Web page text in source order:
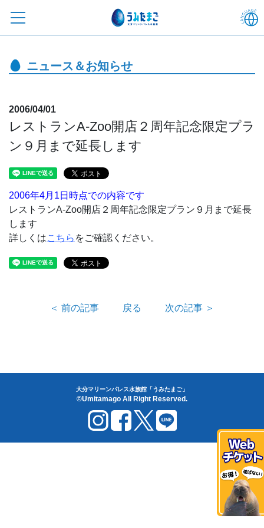
ニュース＆お知らせ
2006/04/01
レストランA-Zoo開店２周年記念限定プラ
ン９月まで延長します
2006年4月1日時点での内容です
レストランA-Zoo開店２周年記念限定プラン９月まで延長
します
詳しくはこちら をご確認ください。
＜ 前の記事 戻る 次の記事 ＞
大分マリーンパレス水族館「うみたまご」
©Umitamago All Right Reserved.